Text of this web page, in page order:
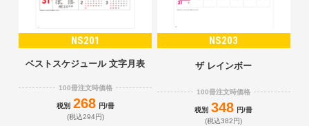
NS201
ベストスケジュール 文字月表
100冊注文時価格
税別 268 円/冊
(税込294円)
NS203
ザ レインボー
100冊注文時価格
税別 348 円/冊
(税込382円)